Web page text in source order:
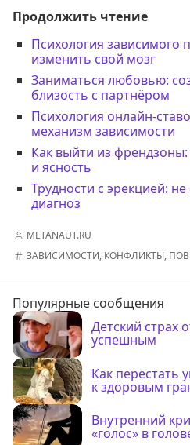
Продолжить чтение
Психология зависимого
изменить свой мозг
Заниматься любовью:
близость с партнёром
Психология онлайн-
механизм зависимости
Как выйти из
и ясность
Трудности с эрекцией:
диагноз
METANAUT.RU
ЗАВИСИМОСТИ, КОНФЛИКТЫ,
Популярные сообщения
Детский страх
успешным
Как перестать
к здоровым
Внутренний
«голос» в